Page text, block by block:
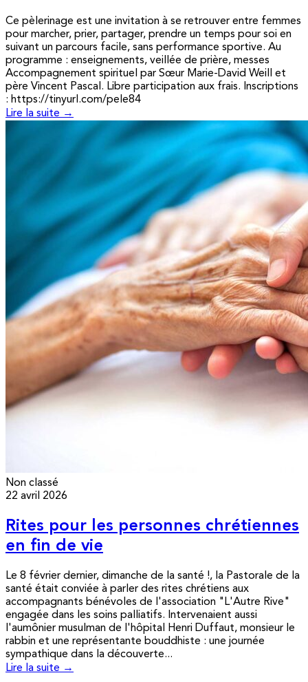
Ce pèlerinage est une invitation à se retrouver entre femmes
pour marcher, prier, partager, prendre un temps pour soi en
suivant un parcours facile, sans performance sportive. Au
programme : enseignements, veillée de prière, messes
Accompagnement spirituel par Sœur Marie-David Weill et
père Vincent Pascal. Libre participation aux frais. Inscriptions
: https://tinyurl.com/pele84
Lire la suite →
Non classé
22 avril 2026
Rites pour les personnes chrétiennes
en fin de vie
Le 8 février dernier, dimanche de la santé !, la Pastorale de la
santé était conviée à parler des rites chrétiens aux
accompagnants bénévoles de l'association "L'Autre Rive"
engagée dans les soins palliatifs. Intervenaient aussi
l'aumônier musulman de l'hôpital Henri Duffaut, monsieur le
rabbin et une représentante bouddhiste : une journée
sympathique dans la découverte...
Lire la suite →